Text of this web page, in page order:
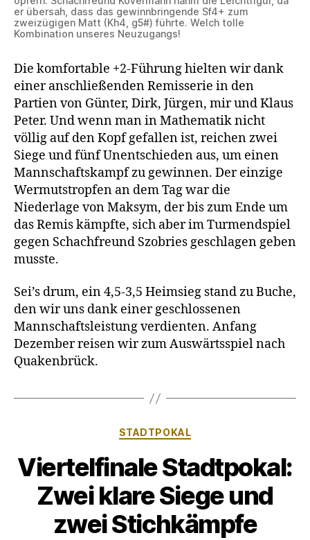
er übersah, dass das gewinnbringende Sf4+ zum
zweizügigen Matt (Kh4, g5#) führte. Welch tolle
Kombination unseres Neuzugangs!
Die komfortable +2-Führung hielten wir dank
einer anschließenden Remisserie in den
Partien von Günter, Dirk, Jürgen, mir und Klaus
Peter. Und wenn man in Mathematik nicht
völlig auf den Kopf gefallen ist, reichen zwei
Siege und fünf Unentschieden aus, um einen
Mannschaftskampf zu gewinnen. Der einzige
Wermutstropfen an dem Tag war die
Niederlage von Maksym, der bis zum Ende um
das Remis kämpfte, sich aber im Turmendspiel
gegen Schachfreund Szobries geschlagen geben
musste.
Sei’s drum, ein 4,5-3,5 Heimsieg stand zu Buche,
den wir uns dank einer geschlossenen
Mannschaftsleistung verdienten. Anfang
Dezember reisen wir zum Auswärtsspiel nach
Quakenbrück.
Kategorien
STADTPOKAL
Viertelfinale Stadtpokal:
Zwei klare Siege und
zwei Stichkämpfe